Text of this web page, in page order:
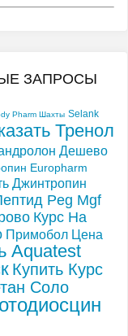
ЗАПРОСЫ
Pharm Шахты Selank
Тренол
Дешево
Europharm
Джинтропин
Peg Mgf
Курс На
Примобол Цена
Aquatest
Купить Курс
Соло